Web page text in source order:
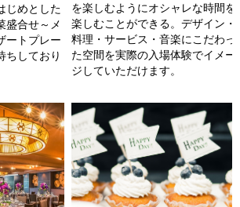
じめとした
盛合せ～メ
ートプレー
ちしており
を楽しむようにオシャレな時間を
楽しむことができる。デザイン・
料理・サービス・音楽にこだわっ
た空間を実際の入場体験でイメー
ジしていただけます。